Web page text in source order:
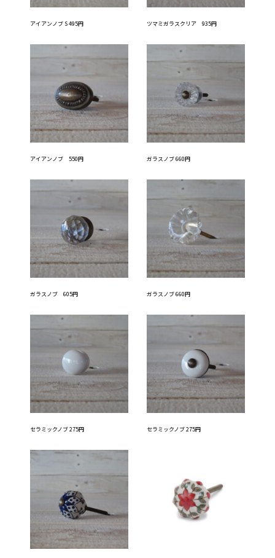
アイアンノブ S 495円 ツマミガラスクリア 935円
アイアンノブ 550円 ガラスノブ 660円
ガラスノブ 605円 ガラスノブ 660円
セラミックノブ 275円 セラミックノブ 275円